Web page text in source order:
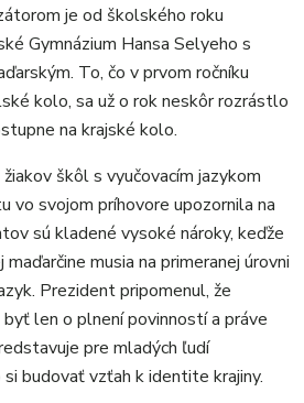
je od školského roku
Gymnázium Hansa Selyeho s
To, čo v prvom ročníku
kolo, sa už o rok neskôr rozrástlo
na krajské kolo.
škôl s vyučovacím jazykom
vo svojom príhovore upozornila na
sú kladené vysoké nároky, keďže
musia na primeranej úrovni
Prezident pripomenul, že
len o plnení povinností a práve
pre mladých ľudí
budovať vzťah k identite krajiny.